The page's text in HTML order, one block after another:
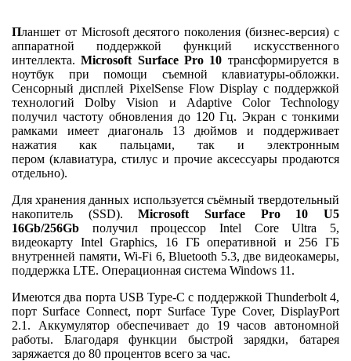
Планшет от Microsoft десятого поколения (бизнес-версия) с
аппаратной поддержкой функций искусственного
интеллекта.Microsoft Surface Pro 10 трансформируется в
ноутбук при помощи съемной клавиатуры-обложки.
Сенсорный дисплей PixelSense Flow Display с поддержкой
технологий Dolby Vision и Adaptive Color Technology
получил частоту обновления до 120 Гц. Экран с тонкими
рамками имеет диагональ 13 дюймов и поддерживает
нажатия как пальцами, так и электронным
пером (клавиатура, стилус и прочие аксессуары продаются
отдельно).
Для хранения данных используется съёмный твердотельный
накопитель (SSD).Microsoft Surface Pro 10 U5
16Gb/256Gb получил процессор Intel Core Ultra 5,
видеокарту Intel Graphics, 16 ГБ оперативной и 256 ГБ
внутренней памяти, Wi-Fi 6, Bluetooth 5.3, две видеокамеры,
поддержка LTE. Операционная система Windows 11.
Имеются два порта USB Type-C с поддержкой Thunderbolt 4,
порт Surface Connect, порт Surface Type Cover, DisplayPort
2.1. Аккумулятор обеспечивает до 19 часов автономной
работы. Благодаря функции быстрой зарядки, батарея
заряжается до 80 процентов всего за час.